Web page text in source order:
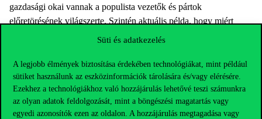
Süti és adatkezelés
A legjobb élmények biztosítása érdekében technológiákat, mint például
sütiket használunk az eszközinformációk tárolására és/vagy elérésére.
Ezekhez a technológiákhoz való hozzájárulás lehetővé teszi számunkra
az olyan adatok feldolgozását, mint a böngészési magatartás vagy
egyedi azonosítók ezen az oldalon. A hozzájárulás megtagadása vagy
gazdasági okai vannak a populista vezetők és pártok
előretörésének világszerte. Szintén aktuális példa, hogy miért
kezelték eltérően a koronavírus-válságot az EU tagállamai,
különbségeivel magyarázni.
Két specializációt kínálunk, egy Közép- és Kelet-Európa
specializációt és egy Globális politikai gazdaságtan specializációt.
Aki az előbbit választja, az többek között a térség és az Európai